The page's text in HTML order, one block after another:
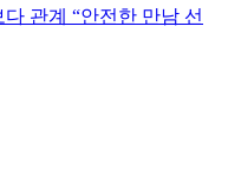
관계 “안전한 만남 선